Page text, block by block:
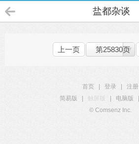
盐都杂谈
上一页 第25830页
首页 登录
注册
简易版
触屏版 电脑版
© Comsenz Inc.